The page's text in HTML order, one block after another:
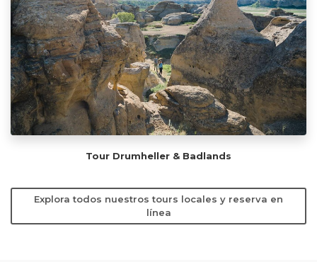
Tour Drumheller & Badlands
Explora todos nuestros tours locales y reserva en
línea